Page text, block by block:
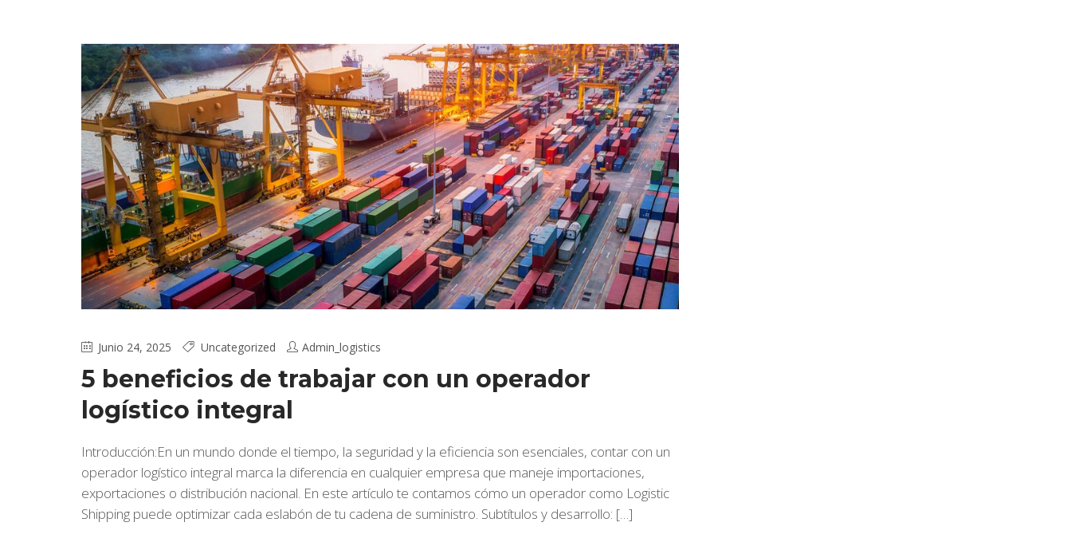
Junio 24, 2025 Uncategorized Admin_logistics
5 beneficios de trabajar con un operador
logístico integral
Introducción:En un mundo donde el tiempo, la seguridad y la eficiencia son esenciales, contar con un
operador logístico integral marca la diferencia en cualquier empresa que maneje importaciones,
exportaciones o distribución nacional. En este artículo te contamos cómo un operador como Logistic
Shipping puede optimizar cada eslabón de tu cadena de suministro. Subtítulos y desarrollo: […]